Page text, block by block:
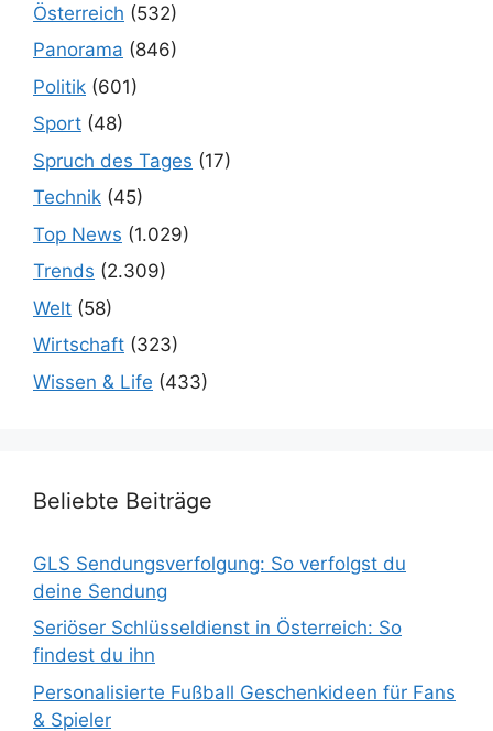
Österreich (532)
Panorama (846)
Politik (601)
Sport (48)
Spruch des Tages (17)
Technik (45)
Top News (1.029)
Trends (2.309)
Welt (58)
Wirtschaft (323)
Wissen & Life (433)
Beliebte Beiträge
GLS Sendungsverfolgung: So verfolgst du
deine Sendung
Seriöser Schlüsseldienst in Österreich: So
findest du ihn
Personalisierte Fußball Geschenkideen für Fans
& Spieler